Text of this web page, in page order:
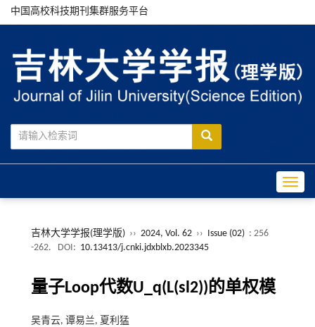
中国高校科技期刊集群服务平台
吉林大学学报(理学版) ›› 2024, Vol. 62 ›› Issue (02) : 256
-262.
DOI: 10.13413/j.cnki.jdxblxb.2023345
量子Loop代数U_q(L(sl2))的单权模
吴青云, 谭易兰, 夏利猛